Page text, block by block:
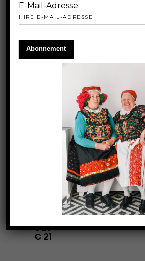
TASCHE
€26
€21
E-Mail-Adresse: